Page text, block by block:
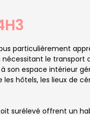
particulièrement
le transport
espace intérieur
hôtels, les lieux de
surélevé offrent un